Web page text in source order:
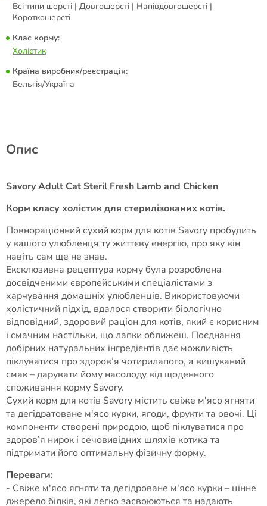
Всі типи шерсті | Довгошерсті | Напівдовгошерсті |
Короткошерсті
Клас корму:
Холістик
Країна виробник/реєстрація:
Бельгія/Україна
Опис
Savory Adult Cat Steril Fresh Lamb and Chicken
Корм класу холістик для стерилізованих котів.
Повнораціонний сухий корм для котів Savory пробудить
у вашого улюбленця ту життєву енергію, про яку він
навіть сам ще не знав.
Ексклюзивна рецептура корму була розроблена
досвідченими європейськими спеціалістами з
харчування домашніх улюбленців. Використовуючи
холістичний підхід, вдалося створити біологічно
відповідний, здоровий раціон для котів, який є корисним
і смачним настільки, що лапки оближеш. Поєднання
добірних натуральних інгредієнтів дає можливість
піклуватися про здоров’я чотирилапого, а вишуканий
смак – дарувати йому насолоду від щоденного
споживання корму Savory.
Сухий корм для котів Savory містить свіже м'ясо ягняти
та дегідратоване м'ясо курки, ягоди, фрукти та овочі. Ці
компоненти створені природою, щоб піклуватися про
здоров’я нирок і сечовивідних шляхів котика та
підтримати його оптимальну фізичну форму.
Переваги:
- Свіже м'ясо ягняти та дегідроване м'ясо курки – цінне
джерело білків, які легко засвоюються та надають